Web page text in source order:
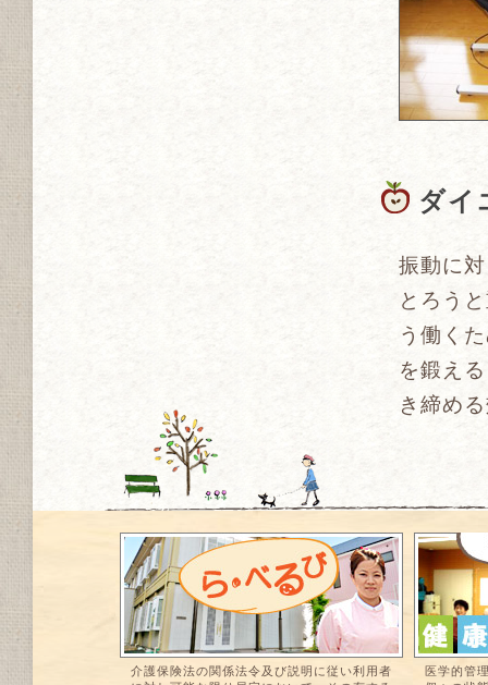
ダイ
振動に
とろう
う働く
を鍛え
き締め
介護保険法の関係法令及び説明に従い利用者
医学的管